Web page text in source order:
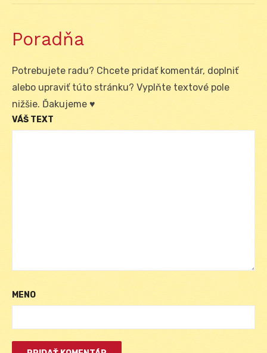
Poradňa
Potrebujete radu? Chcete pridať komentár, doplniť
alebo upraviť túto stránku? Vyplňte textové pole
nižšie. Ďakujeme ♥
VÁŠ TEXT
MENO